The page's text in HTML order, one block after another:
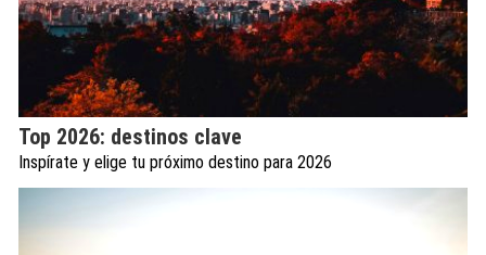
Top 2026: destinos clave
Inspírate y elige tu próximo destino para 2026